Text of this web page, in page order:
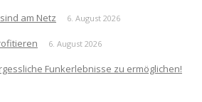
am Netz 6. August 2026
6. August 2026
Funkerlebnisse zu ermöglichen!